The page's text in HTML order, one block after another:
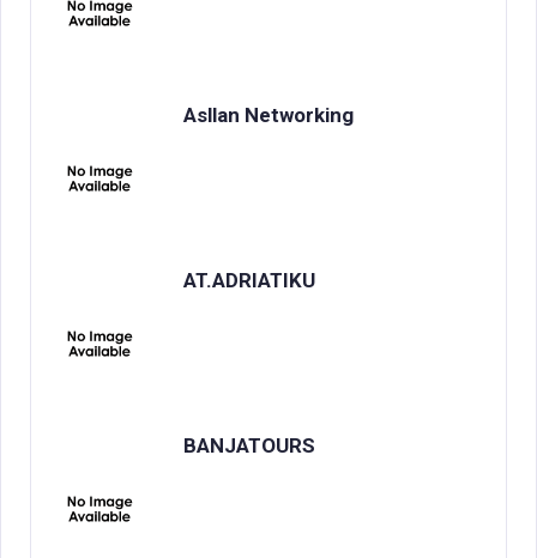
Asllan Networking
AT.ADRIATIKU
BANJATOURS